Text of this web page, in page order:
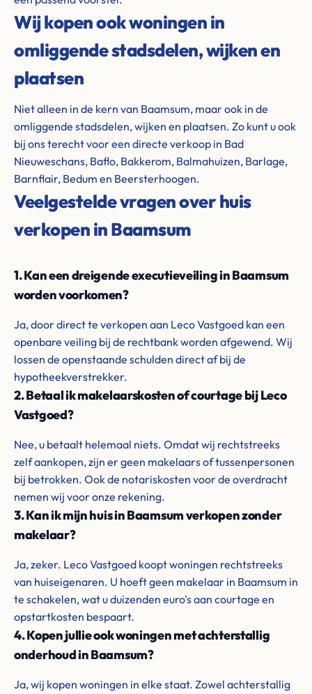
Wij kopen ook woningen in
omliggende stadsdelen, wijken en
plaatsen
Niet alleen in de kern van Baamsum, maar ook in de
omliggende stadsdelen, wijken en plaatsen. Zo kunt u ook
bij ons terecht voor een directe verkoop in Bad
Nieuweschans, Baflo, Bakkerom, Balmahuizen, Barlage,
Barnflair, Bedum en Beersterhoogen.
Veelgestelde vragen over huis
verkopen in Baamsum
1. Kan een dreigende executieveiling in Baamsum
worden voorkomen?
Ja, door direct te verkopen aan Leco Vastgoed kan een
openbare veiling bij de rechtbank worden afgewend. Wij
lossen de openstaande schulden direct af bij de
hypotheekverstrekker.
2. Betaal ik makelaarskosten of courtage bij Leco
Vastgoed?
Nee, u betaalt helemaal niets. Omdat wij rechtstreeks
zelf aankopen, zijn er geen makelaars of tussenpersonen
bij betrokken. Ook de notariskosten voor de overdracht
nemen wij voor onze rekening.
3. Kan ik mijn huis in Baamsum verkopen zonder
makelaar?
Ja, zeker. Leco Vastgoed koopt woningen rechtstreeks
van huiseigenaren. U hoeft geen makelaar in Baamsum in
te schakelen, wat u duizenden euro's aan courtage en
opstartkosten bespaart.
4. Kopen jullie ook woningen met achterstallig
onderhoud in Baamsum?
Ja, wij kopen woningen in elke staat. Zowel achterstallig